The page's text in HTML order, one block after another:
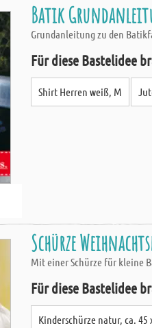
Batik
Grundanleitung zu den
Für diese Bastelidee
Shirt Herren weiß, M
Schürze
Mit einer Schürze für kleine
Für diese Bastelidee
Kinderschürze natur, ca. 45